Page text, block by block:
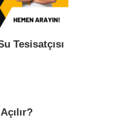
Tesisatçısı